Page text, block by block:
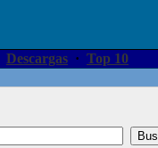
Descargas · Top 10